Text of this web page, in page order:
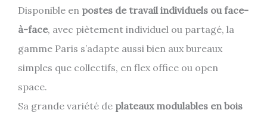
Disponible en postes de travail individuels ou face-
à-face, avec piètement individuel ou partagé, la
gamme Paris s’adapte aussi bien aux bureaux
simples que collectifs, en flex office ou open
space.
Sa grande variété de plateaux modulables en bois